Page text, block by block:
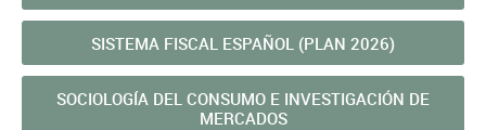
SISTEMA FISCAL ESPAÑOL (PLAN 2026)
SOCIOLOGÍA DEL CONSUMO E INVESTIGACIÓN DE
MERCADOS